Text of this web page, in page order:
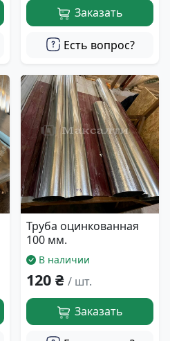
Заказать
Есть вопрос?
Труба оцинкованная
100 мм.
В наличии
120 ₴ / шт.
Заказать